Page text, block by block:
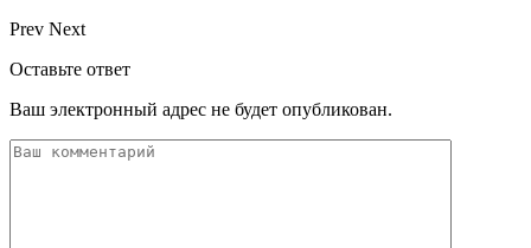
Prev Next
Оставьте ответ
Ваш электронный адрес не будет опубликован.